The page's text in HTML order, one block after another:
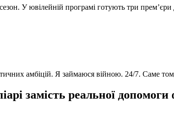
У ювілейній програмі готують три прем’єри
амбіцій. Я займаюся війною. 24/7. Саме
замість реальної